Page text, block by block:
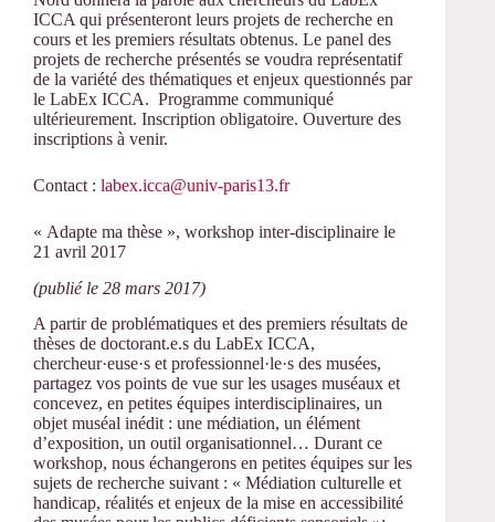
ICCA qui présenteront leurs projets de recherche en
cours et les premiers résultats obtenus. Le panel des
projets de recherche présentés se voudra représentatif
de la variété des thématiques et enjeux questionnés par
le LabEx ICCA. Programme communiqué
ultérieurement. Inscription obligatoire. Ouverture des
inscriptions à venir.
Contact : labex.icca@univ-paris13.fr
« Adapte ma thèse », workshop inter-disciplinaire le
21 avril 2017
(publié le 28 mars 2017)
A partir de problématiques et des premiers résultats de
thèses de doctorant.e.s du LabEx ICCA,
chercheur·euse·s et professionnel·le·s des musées,
partagez vos points de vue sur les usages muséaux et
concevez, en petites équipes interdisciplinaires, un
objet muséal inédit : une médiation, un élément
d’exposition, un outil organisationnel… Durant ce
workshop, nous échangerons en petites équipes sur les
sujets de recherche suivant : « Médiation culturelle et
handicap, réalités et enjeux de la mise en accessibilité